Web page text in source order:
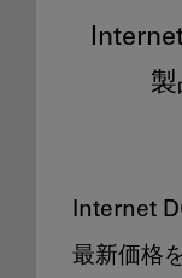
Internet
最新価格